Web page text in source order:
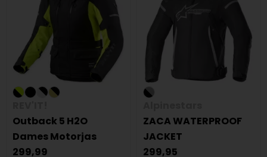
Outback 5 H2O
Dames Motorjas
299,99
ZACA WATERPROOF
JACKET
299,95